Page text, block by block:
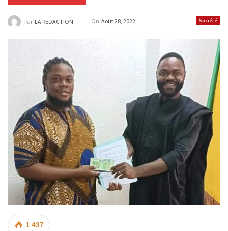
Société
Par LA REDACTION On Août 28, 2022
1 437